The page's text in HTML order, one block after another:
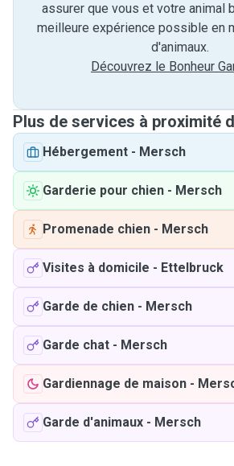
assurer que vous et votre animal
meilleure expérience possible en
d'animaux.
Découvrez le Bonheur
Plus de services à proximité
Hébergement - Mersch
Garderie pour chien - Mersch
Promenade chien - Mersch
Visites à domicile - Ettelbruck
Garde de chien - Mersch
Garde chat - Mersch
Gardiennage de maison -
Garde d'animaux - Mersch